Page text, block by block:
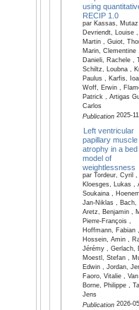
using
RECIP 1.0
par Kassas,
Devriendt, Louise
Martin , Guiot,
Marin, Clementine ,
Danieli, Rachele ,
Schiltz, Loubna ,
Paulus , Karfis,
Woff, Erwin ,
Patrick , Artigas
Carlos
Publication2025-
Left ventricular
papillary muscle
atrophy in a
model of
weightlessness
par Tordeur, Cyril ,
Kloesges, Lukas ,
Soukaina ,
Jan-Niklas , Bach,
Aretz, Benjamin ,
Pierre-François ,
Hoffmann, Fabian ,
Hossein, Amin ,
Jérémy , Gerlach,
Moestl, Stefan ,
Edwin , Jordan,
Faoro, Vitalie ,
Borne, Philippe ,
Jens
Publication2026-